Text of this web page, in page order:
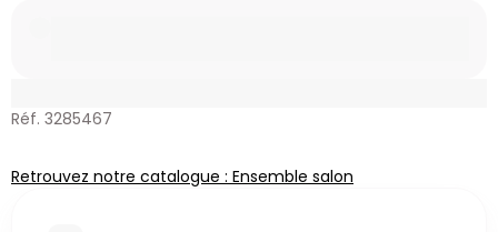
Réf. 3285467
Retrouvez notre catalogue : Ensemble salon